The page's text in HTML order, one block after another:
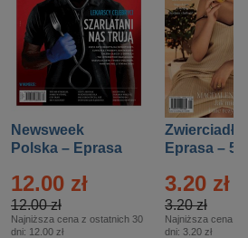
Newsweek
Polska – Eprasa
12.00 zł
12.00 zł
Najniższa cena z ostatnich 30
dni: 12.00 zł
Zwierciadło
Eprasa – 5/
3.20 zł
3.20 zł
Najniższa cena z
dni: 3.20 zł